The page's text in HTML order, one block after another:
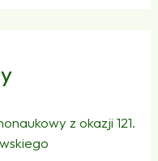
z okazji 121.